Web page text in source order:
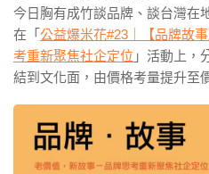
今日胸有成竹談品牌、談台灣在
在「 公益爆米花#23｜【品牌故
考重新聚焦社企定位 」活動上，
結到文化面，由價格考量提升至